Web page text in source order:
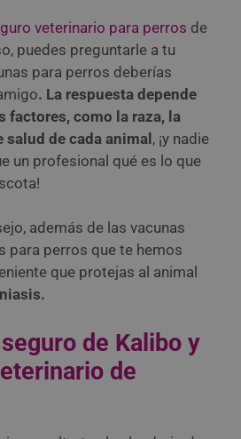
veterinario para perros de
puedes preguntarle a tu
para perros deberías
. La respuesta depende
factores, como la raza, la
salud de cada animal, ¡y nadie
un profesional qué es lo que
además de las vacunas
para perros que te hemos
que protejas al animal
de Kalibo y
de